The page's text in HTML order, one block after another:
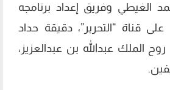
الغيطي وفريق إعداد برنامجه
قناة “التحرير”، دقيقة حداد
روح الملك عبدالله بن عبدالعزيز،